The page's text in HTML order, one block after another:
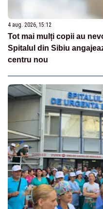
4 aug. 2026, 15:12
Tot mai mulți copii au
Spitalul din Sibiu
centru nou